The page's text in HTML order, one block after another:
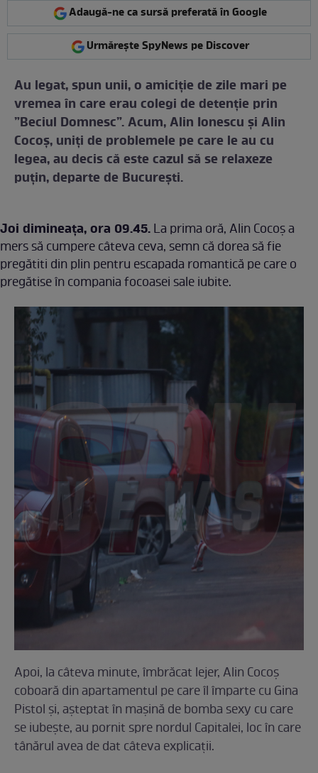
Adaugă-ne ca sursă preferată în Google
Urmărește SpyNews pe Discover
Au legat, spun unii, o amiciție de zile mari pe
vremea în care erau colegi de detenție prin
”Beciul Domnesc”. Acum, Alin Ionescu și Alin
Cocoș, uniți de problemele pe care le au cu
legea, au decis că este cazul să se relaxeze
puțin, departe de București.
Joi dimineața, ora 09.45.La prima oră, Alin Cocoș a
mers să cumpere câteva ceva, semn că dorea să fie
pregătiti din plin pentru escapada romantică pe care o
pregătise în compania focoasei sale iubite.
Apoi, la câteva minute, îmbrăcat lejer, Alin Cocoș
coboară din apartamentul pe care îl împarte cu Gina
Pistol și, așteptat în mașină de bomba sexy cu care
se iubește, au pornit spre nordul Capitalei, loc în care
tânărul avea de dat câteva explicații.